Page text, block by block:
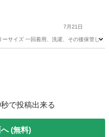
7月21日
サイズ 一回着用、洗濯、その後保管し
で投稿出来る
(無料)